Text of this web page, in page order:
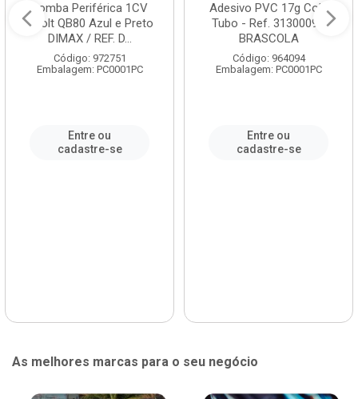
Bomba Periférica 1CV
Bivolt QB80 Azul e Preto
DIMAX / REF. D...
Código: 972751
Embalagem: PC0001PC
Entre ou
cadastre-se
Adesivo PVC 17g Cola
Tubo - Ref. 3130009 -
BRASCOLA
Código: 964094
Embalagem: PC0001PC
Entre ou
cadastre-se
As melhores marcas para o seu negócio